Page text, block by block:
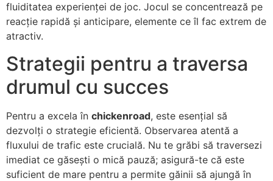
fluiditatea experienței de joc. Jocul se concentrează pe
reacție rapidă și anticipare, elemente ce îl fac extrem de
atractiv.
Strategii pentru a traversa
drumul cu succes
Pentru a excela în chickenroad, este esențial să
dezvolți o strategie eficientă. Observarea atentă a
fluxului de trafic este crucială. Nu te grăbi să traversezi
imediat ce găsești o mică pauză; asigură-te că este
suficient de mare pentru a permite găinii să ajungă în